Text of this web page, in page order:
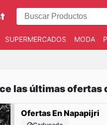
SUPERMERCADOS MODA
las últimas ofertas
Ofertas En Napapijri